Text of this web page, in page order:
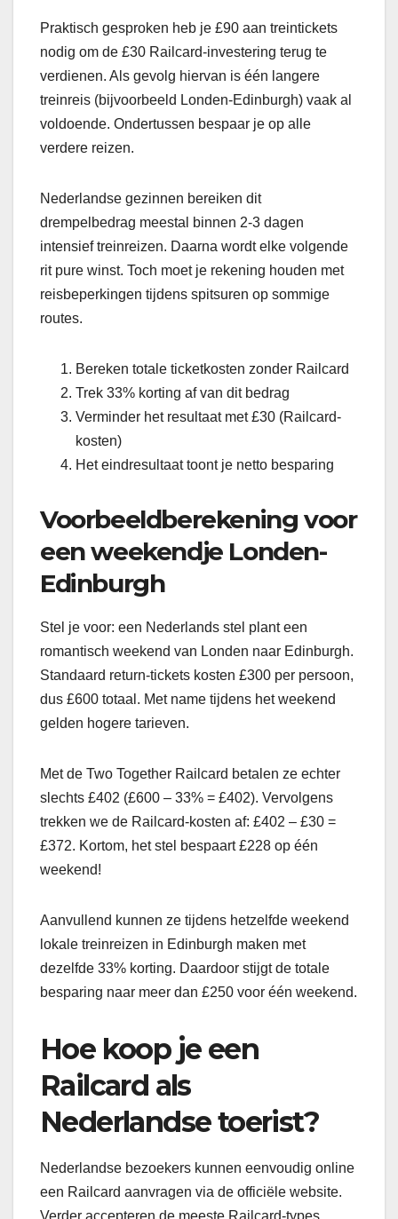
Praktisch gesproken heb je £90 aan treintickets
nodig om de £30 Railcard-investering terug te
verdienen. Als gevolg hiervan is één langere
treinreis (bijvoorbeeld Londen-Edinburgh) vaak al
voldoende. Ondertussen bespaar je op alle
verdere reizen.
Nederlandse gezinnen bereiken dit
drempelbedrag meestal binnen 2-3 dagen
intensief treinreizen. Daarna wordt elke volgende
rit pure winst. Toch moet je rekening houden met
reisbeperkingen tijdens spitsuren op sommige
routes.
Bereken totale ticketkosten zonder Railcard
Trek 33% korting af van dit bedrag
Verminder het resultaat met £30 (Railcard-
kosten)
Het eindresultaat toont je netto besparing
Voorbeeldberekening voor
een weekendje Londen-
Edinburgh
Stel je voor: een Nederlands stel plant een
romantisch weekend van Londen naar Edinburgh.
Standaard return-tickets kosten £300 per persoon,
dus £600 totaal. Met name tijdens het weekend
gelden hogere tarieven.
Met de Two Together Railcard betalen ze echter
slechts £402 (£600 – 33% = £402). Vervolgens
trekken we de Railcard-kosten af: £402 – £30 =
£372. Kortom, het stel bespaart £228 op één
weekend!
Aanvullend kunnen ze tijdens hetzelfde weekend
lokale treinreizen in Edinburgh maken met
dezelfde 33% korting. Daardoor stijgt de totale
besparing naar meer dan £250 voor één weekend.
Hoe koop je een
Railcard als
Nederlandse toerist?
Nederlandse bezoekers kunnen eenvoudig online
een Railcard aanvragen via de officiële website.
Verder accepteren de meeste Railcard-types